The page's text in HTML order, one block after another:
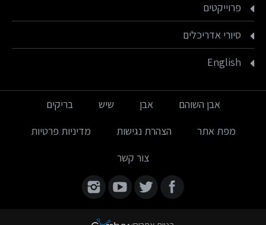
פרוייקטים
סיורי אדריכלים
English
אבן השוהם אבן שיש
בריקים
מפת אתר
הצהרת נגישות
מדיניות פרטיות
צור קשר